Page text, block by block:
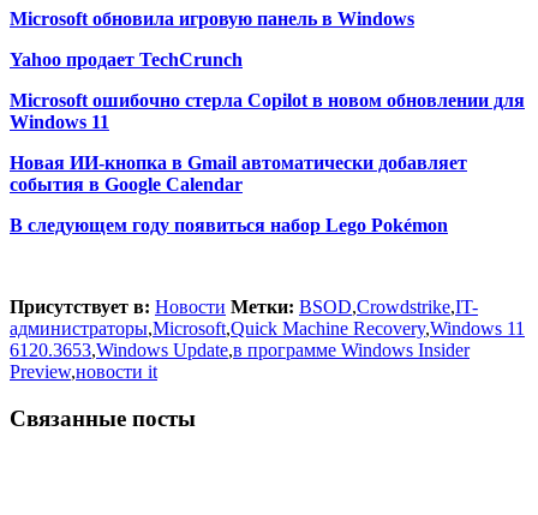
Microsoft обновила игровую панель в Windows
Yahoo продает TechCrunch
Microsoft ошибочно стерла Copilot в новом обновлении для
Windows 11
Новая ИИ-кнопка в Gmail автоматически добавляет
события в Google Calendar
В следующем году появиться набор Lego Pokémon
Присутствует в: Новости Метки: BSOD,Crowdstrike,IT-
администраторы,Microsoft,Quick Machine Recovery,Windows 11
6120.3653,Windows Update,в программе Windows Insider
Preview,новости it
Связанные посты